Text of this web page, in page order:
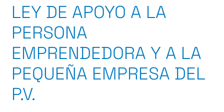
LEY DE APOYO A LA
PERSONA
EMPRENDEDORA Y A LA
PEQUEÑA EMPRESA DEL
P.V.